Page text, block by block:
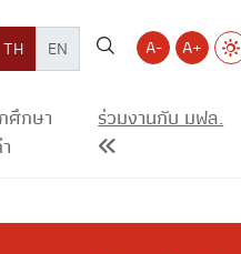
TH EN A- A+
ศึกษา
ร่วมงานกับ มฟล.